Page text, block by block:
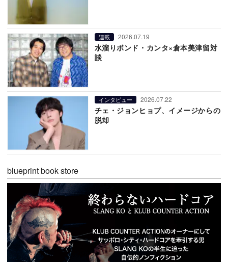
連載 2026.07.19
水溜りボンド・カンタ×倉本美津留対
談
インタビュー 2026.07.22
チェ・ジョンヒョプ、イメージからの
脱却
blueprint book store